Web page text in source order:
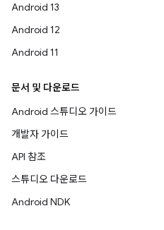
Android 13
Android 12
Android 11
문서 및 다운로드
Android 스튜디오 가이드
개발자 가이드
API 참조
스튜디오 다운로드
Android NDK